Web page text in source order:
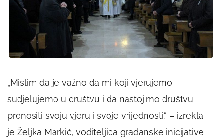
„Mislim da je važno da mi koji vjerujemo
sudjelujemo u društvu i da nastojimo društvu
prenositi svoju vjeru i svoje vrijednosti.“ – izrekla
je Željka Markić, voditeljica građanske inicijative